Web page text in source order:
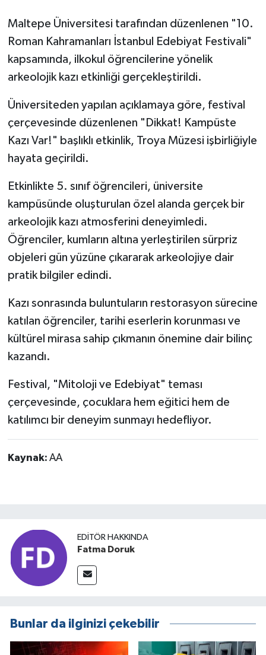
Maltepe Üniversitesi tarafından düzenlenen "10.
Roman Kahramanları İstanbul Edebiyat Festivali"
kapsamında, ilkokul öğrencilerine yönelik
arkeolojik kazı etkinliği gerçekleştirildi.
Üniversiteden yapılan açıklamaya göre, festival
çerçevesinde düzenlenen "Dikkat! Kampüste
Kazı Var!" başlıklı etkinlik, Troya Müzesi işbirliğiyle
hayata geçirildi.
Etkinlikte 5. sınıf öğrencileri, üniversite
kampüsünde oluşturulan özel alanda gerçek bir
arkeolojik kazı atmosferini deneyimledi.
Öğrenciler, kumların altına yerleştirilen sürpriz
objeleri gün yüzüne çıkararak arkeolojiye dair
pratik bilgiler edindi.
Kazı sonrasında buluntuların restorasyon sürecine
katılan öğrenciler, tarihi eserlerin korunması ve
kültürel mirasa sahip çıkmanın önemine dair bilinç
kazandı.
Festival, "Mitoloji ve Edebiyat" teması
çerçevesinde, çocuklara hem eğitici hem de
katılımcı bir deneyim sunmayı hedefliyor.
Kaynak: AA
EDITÖR HAKKINDA
Fatma Doruk
Bunlar da ilginizi çekebilir